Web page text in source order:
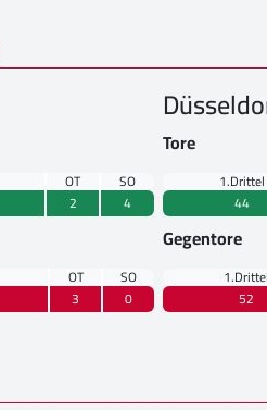
OT
SO
2 4
OT
SO
3 0
Tore
1.Drittel
44
Gegentore
1.Drittel
52